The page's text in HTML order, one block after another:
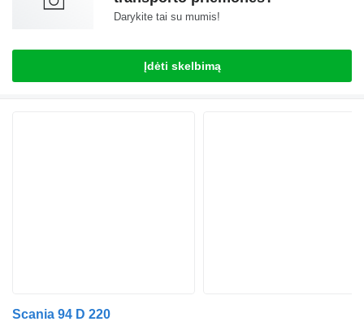
Darykite tai su mumis!
Įdėti skelbimą
Scania 94 D 220